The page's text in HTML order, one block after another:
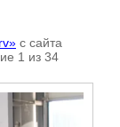
с сайта
1 из 34